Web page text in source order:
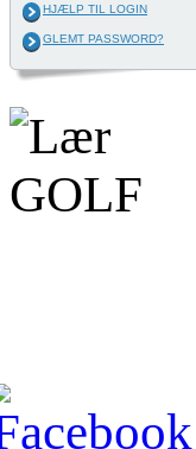
HJÆLP TIL LOGIN
GLEMT PASSWORD?